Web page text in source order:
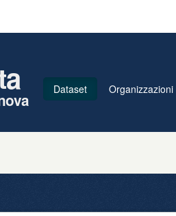
Dataset Organizzazioni